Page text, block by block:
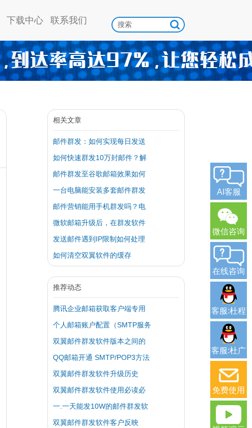
下载中心 联系我们
相关文章
邮件群发：如何实现每日发送
如何快速群发10万封邮件？解
邮件群发至谷歌邮箱效果如何
一台电脑能安装多套邮件群发
邮件营销能用手机群发吗？电
微软邮箱升级后，在群发软件
发送邮件遇到IP限制如何处理
如何清空双翼软件的缓存
推荐动态
腾讯企业邮箱获取客户端专用
个人邮箱账户配置（SMTP服务
双翼邮件群发软件版本之间的
QQ邮箱开通 SMTP/POP3方法
双翼邮件群发软件升级历史
双翼邮件群发软件使用必读必
一.一天能发10W的邮件群发软
双翼邮件群发软件客户反映
AI客服
微信咨询
在线咨询
客服:杜程
客服:杜广
免费使用